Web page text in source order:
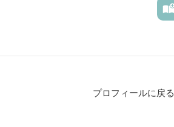
プロフィールに戻る